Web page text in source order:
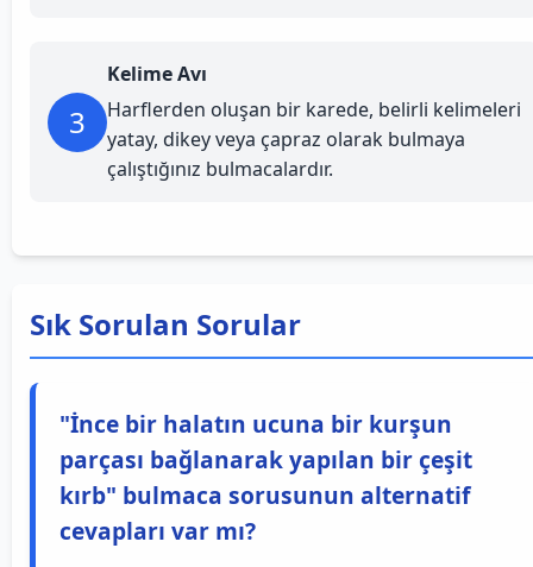
3
Kelime Avı
Harflerden oluşan bir karede, belirli kelimeleri
yatay, dikey veya çapraz olarak bulmaya
çalıştığınız bulmacalardır.
Sık Sorulan Sorular
"İnce bir halatın ucuna bir kurşun
parçası bağlanarak yapılan bir çeşit
kırb" bulmaca sorusunun alternatif
cevapları var mı?